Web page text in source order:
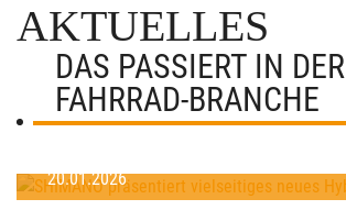
AKTUELLES
DAS PASSIERT IN DER
FAHRRAD-BRANCHE
20.01.2026